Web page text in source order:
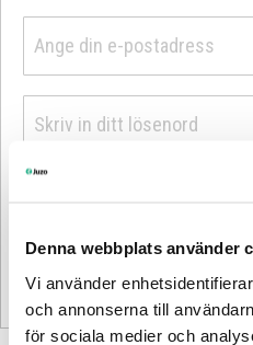
Denna webbplats använder
Vi använder
och annonserna till
för sociala medier och